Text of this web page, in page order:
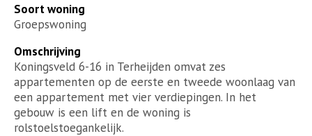
Soort woning
Groepswoning
Omschrijving
Koningsveld 6-16 in Terheijden omvat zes
appartementen op de eerste en tweede woonlaag van
een appartement met vier verdiepingen. In het
gebouw is een lift en de woning is
rolstoelstoegankelijk.